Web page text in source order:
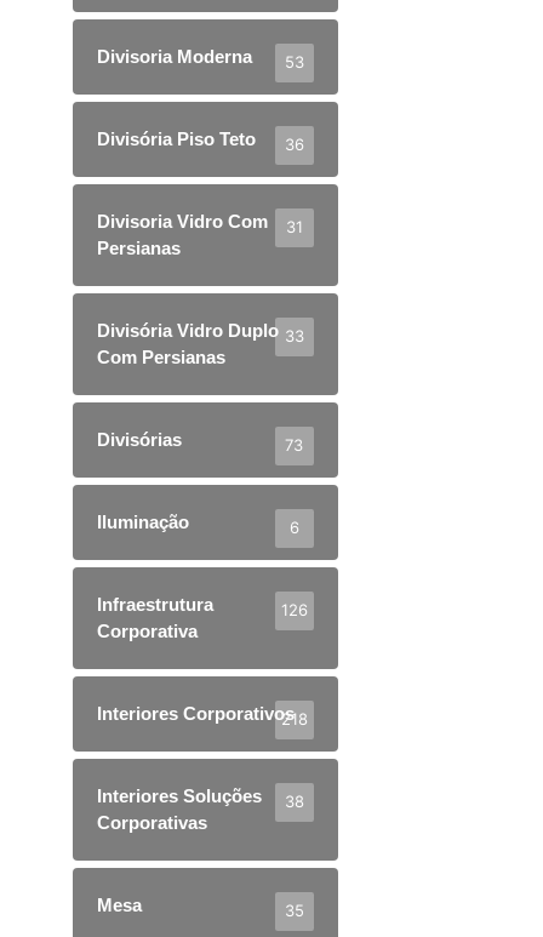
Divisoria Moderna 53
Divisória Piso Teto 36
Divisoria Vidro Com
Persianas
31
Divisória Vidro Duplo
Com Persianas
33
Divisórias 73
Iluminação 6
Infraestrutura
Corporativa
126
Interiores Corporativos218
Interiores Soluções
Corporativas
38
Mesa 35